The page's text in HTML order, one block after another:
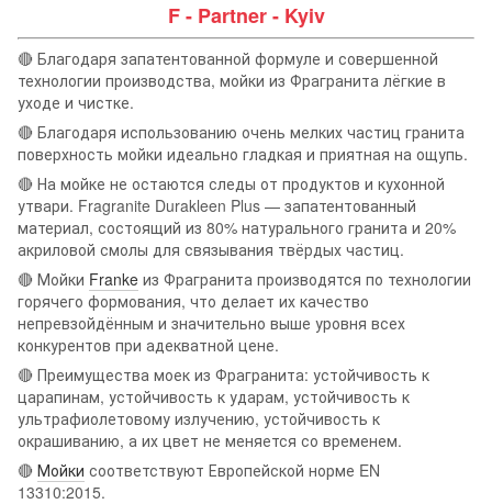
F - Partner - Kyiv
🔴 Благодаря запатентованной формуле и совершенной
технологии производства, мойки из Фрагранита лёгкие в
уходе и чистке.
🔴 Благодаря использованию очень мелких частиц гранита
поверхность мойки идеально гладкая и приятная на ощупь.
🔴 На мойке не остаются следы от продуктов и кухонной
утвари. Fragranite Durakleen Plus — запатентованный
материал, состоящий из 80% натурального гранита и 20%
акриловой смолы для связывания твёрдых частиц.
🔴 Мойки Franke из Фрагранита производятся по технологии
горячего формования, что делает их качество
непревзойдённым и значительно выше уровня всех
конкурентов при адекватной цене.
🔴 Преимущества моек из Фрагранита: устойчивость к
царапинам, устойчивость к ударам, устойчивость к
ультрафиолетовому излучению, устойчивость к
окрашиванию, а их цвет не меняется со временем.
🔴 Мойки соответствуют Европейской норме EN
13310:2015.